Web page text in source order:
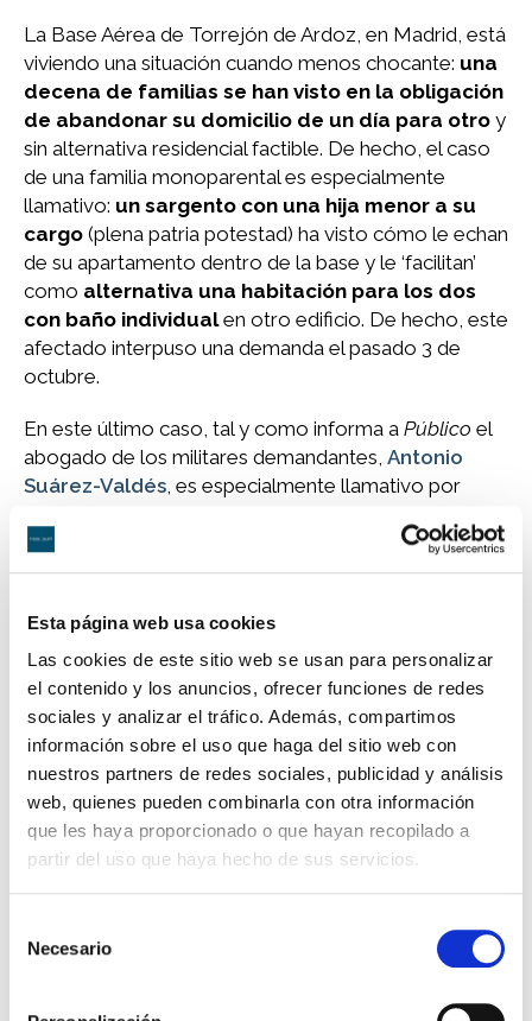
Esta página web usa cookies
Las cookies de este sitio web se usan para personalizar
el contenido y los anuncios, ofrecer funciones de redes
sociales y analizar el tráfico. Además, compartimos
información sobre el uso que haga del sitio web con
nuestros partners de redes sociales, publicidad y análisis
web, quienes pueden combinarla con otra información
que les haya proporcionado o que hayan recopilado a
partir del uso que haya hecho de sus servicios.
Necesario
La Base Aérea de Torrejón de Ardoz, en Madrid, está
viviendo una situación cuando menos chocante: una
decena de familias se han visto en la obligación
de abandonar su domicilio de un día para otro y
sin alternativa residencial factible. De hecho, el caso
de una familia monoparental es especialmente
llamativo: un sargento con una hija menor a su
cargo (plena patria potestad) ha visto cómo le echan
de su apartamento dentro de la base y le ‘facilitan’
como alternativa una habitación para los dos
con baño individualen otro edificio. De hecho, este
afectado interpuso una demanda el pasado 3 de
octubre.
En este último caso, tal y como informa a Público el
abogado de los militares demandantes, Antonio
Suárez-Valdés , es especialmente llamativo por
que tiene a su cargo de manera exclusiva la patria
potestad de una menor,recibió el 27 de mayo una
apartamento de dos habitaciones y un baño— y
se le ofrece una sola habitación en la
residencia militar conocida comoEl Gato
Tras presentar un recurso de alzada, el general de
brigadaPablo Guillén García, jefe de la base de
Torrejón, insistía en una resolución de principios de
agosto de este año en que el sargento debía
abandonar su casa, a las que refiere como
individual en el edificio 121 [El Gato], debido a las
necesidades de alojamiento imperantes» y señala la